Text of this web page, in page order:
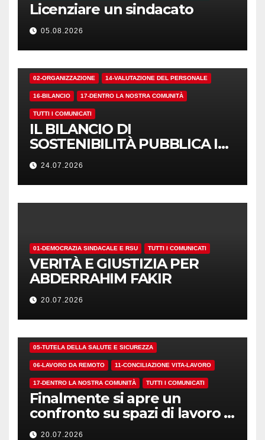
Licenziare un sindacato
05.08.2026
02-ORGANIZZAZIONE 14-VALUTAZIONE DEL PERSONALE
16-BILANCIO 17-DENTRO LA NOSTRA COMUNITÀ
TUTTI I COMUNICATI
IL BILANCIO DI
SOSTENIBILITÀ PUBBLICA I
NUMERI. MA I CRITERI?
24.07.2026
01-DEMOCRAZIA SINDACALE E RSU TUTTI I COMUNICATI
VERITÀ E GIUSTIZIA PER
ABDERRAHIM FAKIR
20.07.2026
05-TUTELA DELLA SALUTE E SICUREZZA
06-LAVORO DA REMOTO 11-CONCILIAZIONE VITA-LAVORO
17-DENTRO LA NOSTRA COMUNITÀ TUTTI I COMUNICATI
Finalmente si apre un
confronto su spazi di lavoro e
dotazioni
20.07.2026